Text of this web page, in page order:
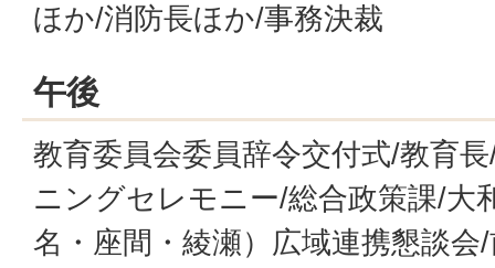
ほか/消防長ほか/事務決裁
午後
教育委員会委員辞令交付式/教育
ニングセレモニー/総合政策課/大
名・座間・綾瀬）広域連携懇談会